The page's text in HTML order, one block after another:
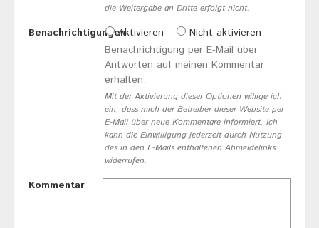
die Weitergabe an Dritte erfolgt nicht.
BenachrichtigungenAktivieren
Nicht aktivieren
Benachrichtigung per E-Mail über
Antworten auf meinen Kommentar
erhalten.
Mit der Aktivierung dieser Optionen willige ich
ein, dass mich der Betreiber dieser Website per
E-Mail über neue Kommentare informiert. Ich
kann die Einwilligung jederzeit durch Nutzung
des in den E-Mails enthaltenen Abmeldelinks
widerrufen.
Kommentar